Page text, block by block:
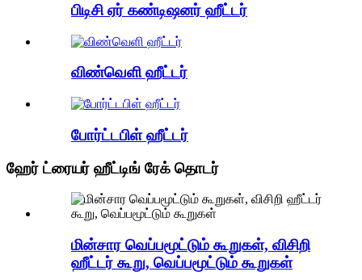
பிடிசி ஏர் கண்டிஷனர் ஹீட்டர்
விண்வெளி ஹீட்டர்
போர்ட்டபிள் ஹீட்டர்
ஹேர் ட்ரையர் ஹீட்டிங் ரேக் தொடர்
மின்சார வெப்பமூட்டும் கூறுகள், விசிறி
ஹீட்டர் கூறு, வெப்பமூட்டும் கூறுகள்